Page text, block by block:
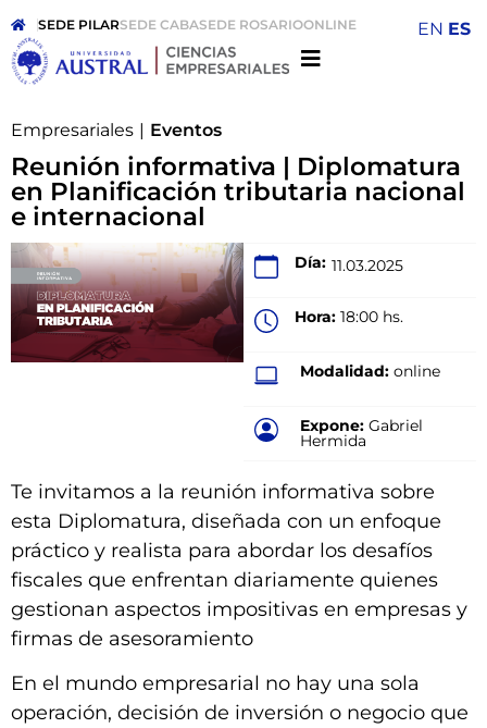
SEDE PILARSEDE CABASEDE ROSARIOONLINE
Empresariales | Eventos
Reunión informativa | Diplomatura
en Planificación tributaria nacional
e internacional
Día: 11.03.2025
Hora: 18:00 hs.
Modalidad: online
Expone: Gabriel
Hermida
Te invitamos a la reunión informativa sobre
esta Diplomatura, diseñada con un enfoque
práctico y realista para abordar los desafíos
fiscales que enfrentan diariamente quienes
gestionan aspectos impositivas en empresas y
firmas de asesoramiento
En el mundo empresarial no hay una sola
operación, decisión de inversión o negocio que
EN ES